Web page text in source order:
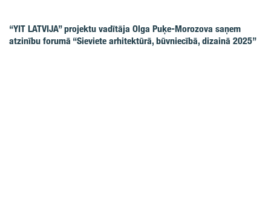
“YIT LATVIJA” projektu vadītāja Olga Puķe-Morozova saņem
atzinību forumā “Sieviete arhitektūrā, būvniecībā, dizainā 2025”